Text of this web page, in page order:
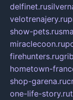
delfinet.ru
velotrenajery.ru
show-pets.ru
miraclecoon.ru
firehunters.ru
hometown-
shop-garena.ru
one-life-story.ru